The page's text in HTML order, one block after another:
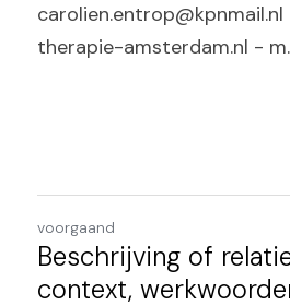
therapie-amsterdam.nl -
voorgaand
Beschrijving of
context,